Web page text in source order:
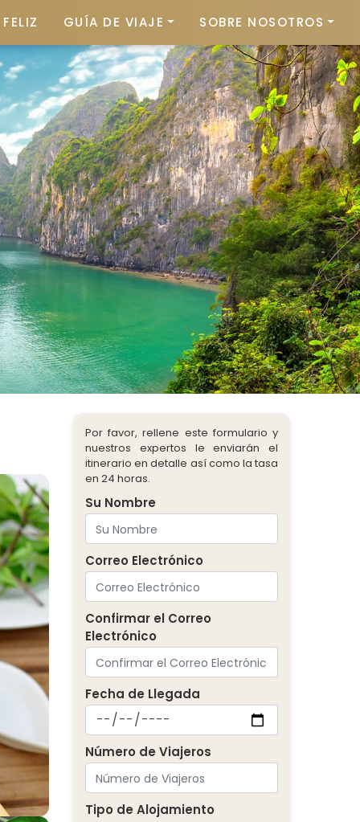
GUÍA DE VIAJE SOBRE NOSOTROS
Por favor, rellene este formulario y
nuestros expertos le enviarán el
itinerario en detalle así como la tasa
en 24 horas.
Su Nombre
Correo Electrónico
Confirmar el Correo
Electrónico
Fecha de Llegada
Número de Viajeros
Tipo de Alojamiento